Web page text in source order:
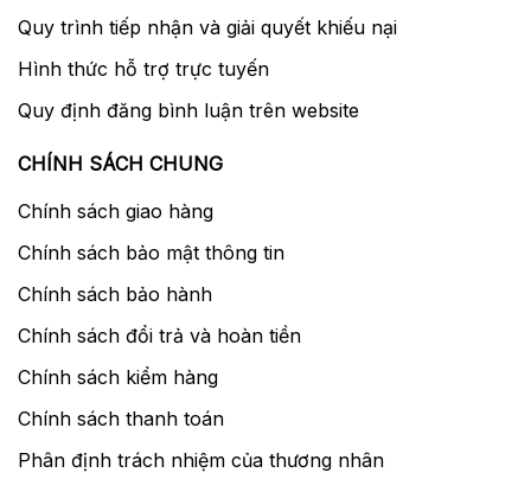
Quy trình tiếp nhận và giải quyết khiếu nại
Hình thức hỗ trợ trực tuyến
Quy định đăng bình luận trên website
CHÍNH SÁCH CHUNG
Chính sách giao hàng
Chính sách bảo mật thông tin
Chính sách bảo hành
Chính sách đổi trả và hoàn tiền
Chính sách kiểm hàng
Chính sách thanh toán
Phân định trách nhiệm của thương nhân